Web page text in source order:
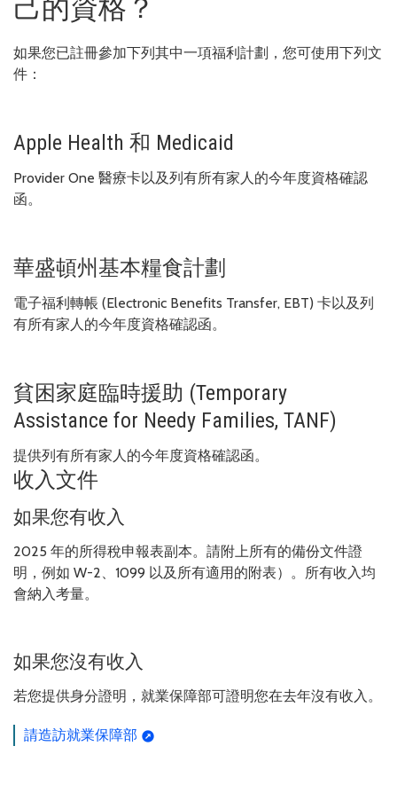
己的資格？
如果您已註冊參加下列其中一項福利計劃，您可使用下列文
件：
Apple Health 和 Medicaid
Provider One 醫療卡以及列有所有家人的今年度資格確認
函。
華盛頓州基本糧食計劃
電子福利轉帳 (Electronic Benefits Transfer, EBT) 卡以及列
有所有家人的今年度資格確認函。
貧困家庭臨時援助 (Temporary
Assistance for Needy Families, TANF)
提供列有所有家人的今年度資格確認函。
收入文件
如果您有收入
2025 年的所得稅申報表副本。請附上所有的備份文件證
明，例如 W-2、1099 以及所有適用的附表）。所有收入均
會納入考量。
如果您沒有收入
若您提供身分證明，就業保障部可證明您在去年沒有收入。
請造訪就業保障部